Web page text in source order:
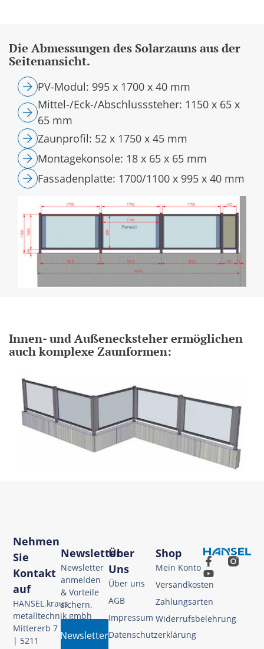
Die Abmessungen des Solarzauns aus der
Seitenansicht.
PV-Modul: 995 x 1700 x 40 mm
Mittel-/Eck-/Abschlusssteher: 1150 x 65 x
65 mm
Zaunprofil: 52 x 1750 x 45 mm
Montagekonsole: 18 x 65 x 65 mm
Fassadenplatte: 1700/1100 x 995 x 40 mm
Innen- und Außenecksteher ermöglichen
auch komplexe Zaunformen:
Über
Uns
Über uns
AGB
Impressum
Datenschutzerklärung
Shop
Mein Konto
Versandkosten
Zahlungsarten
Widerrufsbelehrung
Nehmen
Sie
Kontakt
auf
HANSEL.kraus
metalltechnik gmbh
Mittererb 7
| 5211
Newsletter
Newsletter
anmelden
& Vorteile
sichern.
Newsletter